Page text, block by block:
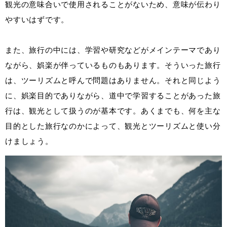
観光の意味合いで使用されることがないため、意味が伝わり
やすいはずです。
また、旅行の中には、学習や研究などがメインテーマであり
ながら、娯楽が伴っているものもあります。そういった旅行
は、ツーリズムと呼んで問題はありません。それと同じよう
に、娯楽目的でありながら、道中で学習することがあった旅
行は、観光として扱うのが基本です。あくまでも、何を主な
目的とした旅行なのかによって、観光とツーリズムと使い分
けましょう。